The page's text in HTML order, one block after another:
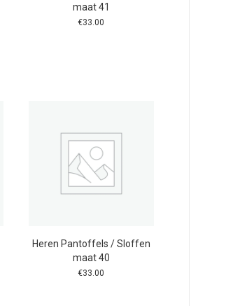
maat 41
€33.00
Heren Pantoffels / Sloffen
maat 40
€33.00